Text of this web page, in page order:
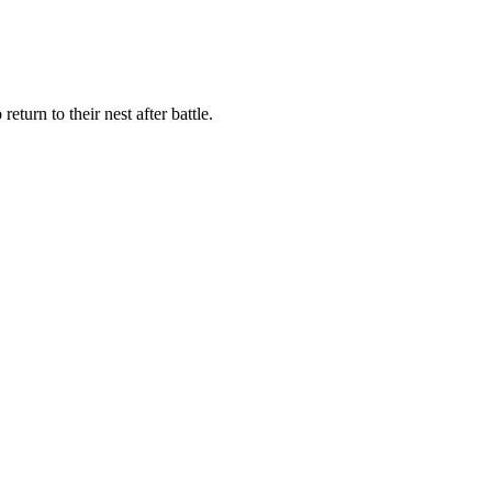
to their nest after battle.